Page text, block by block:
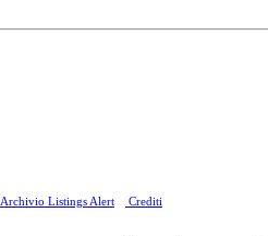
Archivio Listings Alert Crediti